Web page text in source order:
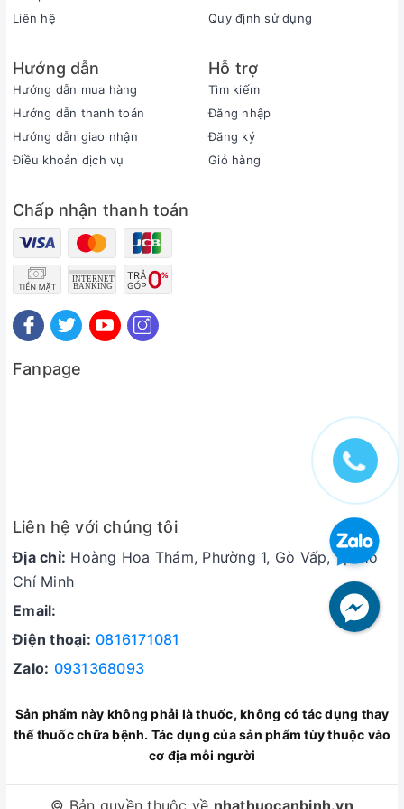
Bệnh nhân bị dị ứng với bất kỳ thành phần nào
Không khuyến cáo sử dụng cho phụ nữ mang thai
và cho con bú.
Eliquis không được khuyến cáo ở trẻ em dưới 18
tuổi.
Tác dụng phụ có thể gặp khi sử dụng thuốc:
Thiếu máu
Táo bón
Chóng mặt
Phát ban da
Sưng mặt, môi, mí mắt và lưỡi
Tương tác với các thuốc khác
Sử dụng Eliquis với các loại thuốc chống đông máu
khác có thể làm tăng nguy cơ chảy máu như:
warfarin, heparin, aspirin, clopidogrel, thuốc chống
viêm không steroid (NSAID).
glycoprotein có thể làm tăng nguy cơ chảy máu
nghiêm trọng như: ketoconazole, itraconazole,
Sử dụng Eliquis với thuốc gây cảm ứng CYP3A4 và
Liên hệ
Quy định sử dụng
Hướng dẫn
Hướng dẫn mua hàng
Hướng dẫn thanh toán
Hướng dẫn giao nhận
Điều khoản dịch vụ
Hỗ trợ
Tìm kiếm
Đăng nhập
Đăng ký
Giỏ hàng
Chấp nhận thanh toán
Fanpage
Liên hệ với chúng tôi
Địa chỉ: Hoàng Hoa Thám, Phường 1, Gò Vấp, Tp Hồ
Chí Minh
Email:
Điện thoại: 0816171081
Zalo: 0931368093
Sản phẩm này không phải là thuốc, không có tác dụng thay
thế thuốc chữa bệnh. Tác dụng của sản phẩm tùy thuộc vào
cơ địa mỗi người
© Bản quyền thuộc về nhathuocanbinh.vn